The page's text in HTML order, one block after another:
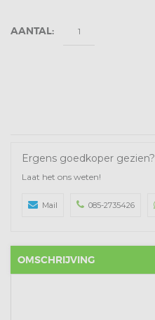
AANTAL:
Ergens goedkoper gezien?
Laat het ons weten!
Mail 085-2735426
OMSCHRIJVING